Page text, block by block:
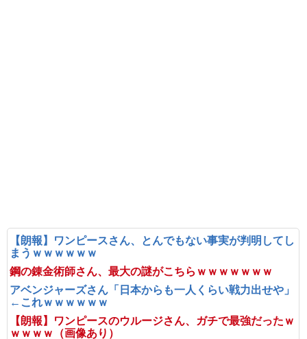
【朗報】ワンピースさん、とんでもない事実が判明してし
まうｗｗｗｗｗｗ
鋼の錬金術師さん、最大の謎がこちらｗｗｗｗｗｗｗ
アベンジャーズさん「日本からも一人くらい戦力出せや」
←これｗｗｗｗｗｗ
【朗報】ワンピースのウルージさん、ガチで最強だったｗ
ｗｗｗｗ（画像あり）